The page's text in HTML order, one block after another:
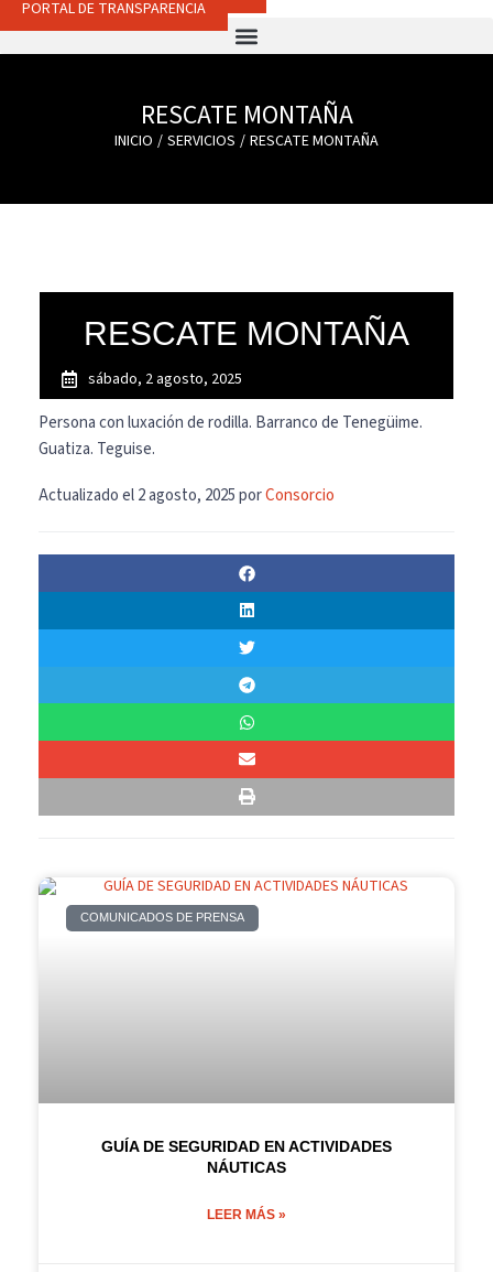
PORTAL DE TRANSPARENCIA
RESCATE MONTAÑA
INICIO SERVICIOS RESCATE MONTAÑA
RESCATE MONTAÑA
sábado, 2 agosto, 2025
Persona con luxación de rodilla. Barranco de Tenegüime.
Guatiza. Teguise.
Actualizado el 2 agosto, 2025 porConsorcio
COMUNICADOS DE PRENSA
GUÍA DE SEGURIDAD EN ACTIVIDADES
NÁUTICAS
LEER MÁS »